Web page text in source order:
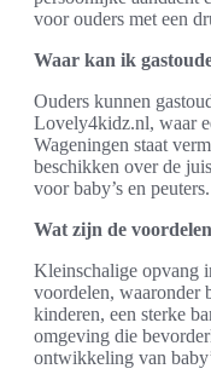
voor ouders met een
Waar kan ik
Ouders kunnen
Lovely4kidz.nl, waar
Wageningen staat
beschikken over de
voor baby’s en peuters.
Wat zijn de
Kleinschalige opvang
voordelen, waaronder
kinderen, een sterke
omgeving die
ontwikkeling van